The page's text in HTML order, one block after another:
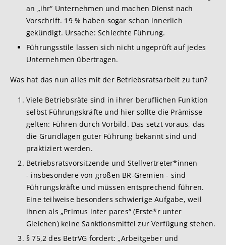
an „ihr“ Unternehmen und machen Dienst nach
Vorschrift. 19 % haben sogar schon innerlich
gekündigt. Ursache: Schlechte Führung.
Führungsstile lassen sich nicht ungeprüft auf jedes
Unternehmen übertragen.
Was hat das nun alles mit der Betriebsratsarbeit zu tun?
Viele Betriebsräte sind in ihrer beruflichen Funktion
selbst Führungskräfte und hier sollte die Prämisse
gelten: Führen durch Vorbild. Das setzt voraus, das
die Grundlagen guter Führung bekannt sind und
praktiziert werden.
Betriebsratsvorsitzende und Stellvertreter*innen
- insbesondere von großen BR-Gremien - sind
Führungskräfte und müssen entsprechend führen.
Eine teilweise besonders schwierige Aufgabe, weil
ihnen als „Primus inter pares“ (Erste*r unter
Gleichen) keine Sanktionsmittel zur Verfügung stehen.
§ 75,2 des BetrVG fordert: „Arbeitgeber und